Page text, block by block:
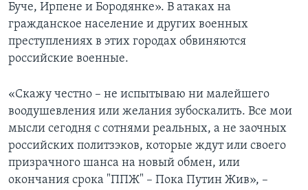
Буче, Ирпене и Бородянке». В атаках на
гражданское население и других военных
преступлениях в этих городах обвиняются
российские военные.
«Скажу честно – не испытываю ни малейшего
воодушевления или желания зубоскалить. Все мои
мысли сегодня с сотнями реальных, а не заочных
российских политзэков, которые ждут или своего
призрачного шанса на новый обмен, или
окончания срока "ППЖ" – Пока Путин Жив», –